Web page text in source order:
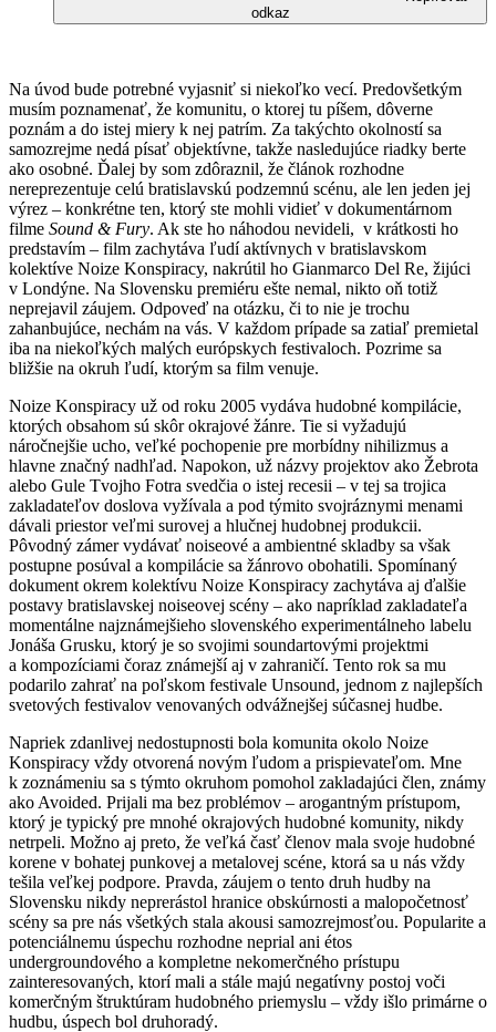
odkaz
Na úvod bude potrebné vyjasniť si niekoľko vecí. Predovšetkým
musím poznamenať, že komunitu, o ktorej tu píšem, dôverne
poznám a do istej miery k nej patrím. Za takýchto okolností sa
samozrejme nedá písať objektívne, takže nasledujúce riadky berte
ako osobné. Ďalej by som zdôraznil, že článok rozhodne
nereprezentuje celú bratislavskú podzemnú scénu, ale len jeden jej
výrez – konkrétne ten, ktorý ste mohli vidieť v dokumentárnom
filme Sound & Fury. Ak ste ho náhodou nevideli, v krátkosti ho
predstavím – film zachytáva ľudí aktívnych v bratislavskom
kolektíve Noize Konspiracy, nakrútil ho Gianmarco Del Re, žijúci
v Londýne. Na Slovensku premiéru ešte nemal, nikto oň totiž
neprejavil záujem. Odpoveď na otázku, či to nie je trochu
zahanbujúce, nechám na vás. V každom prípade sa zatiaľ premietal
iba na niekoľkých malých európskych festivaloch. Pozrime sa
bližšie na okruh ľudí, ktorým sa film venuje.
Noize Konspiracy už od roku 2005 vydáva hudobné kompilácie,
ktorých obsahom sú skôr okrajové žánre. Tie si vyžadujú
náročnejšie ucho, veľké pochopenie pre morbídny nihilizmus a
hlavne značný nadhľad. Napokon, už názvy projektov ako Žebrota
alebo Gule Tvojho Fotra svedčia o istej recesii – v tej sa trojica
zakladateľov doslova vyžívala a pod týmito svojráznymi menami
dávali priestor veľmi surovej a hlučnej hudobnej produkcii.
Pôvodný zámer vydávať noiseové a ambientné skladby sa však
postupne posúval a kompilácie sa žánrovo obohatili. Spomínaný
dokument okrem kolektívu Noize Konspiracy zachytáva aj ďalšie
postavy bratislavskej noiseovej scény – ako napríklad zakladateľa
momentálne najznámejšieho slovenského experimentálneho labelu
Jonáša Grusku, ktorý je so svojimi soundartovými projektmi
a kompozíciami čoraz známejší aj v zahraničí. Tento rok sa mu
podarilo zahrať na poľskom festivale Unsound, jednom z najlepších
svetových festivalov venovaných odvážnejšej súčasnej hudbe.
Napriek zdanlivej nedostupnosti bola komunita okolo Noize
Konspiracy vždy otvorená novým ľudom a prispievateľom. Mne
k zoznámeniu sa s týmto okruhom pomohol zakladajúci člen, známy
ako Avoided. Prijali ma bez problémov – arogantným prístupom,
ktorý je typický pre mnohé okrajových hudobné komunity, nikdy
netrpeli. Možno aj preto, že veľká časť členov mala svoje hudobné
korene v bohatej punkovej a metalovej scéne, ktorá sa u nás vždy
tešila veľkej podpore. Pravda, záujem o tento druh hudby na
Slovensku nikdy neprerástol hranice obskúrnosti a malopočetnosť
scény sa pre nás všetkých stala akousi samozrejmosťou. Popularite a
potenciálnemu úspechu rozhodne neprial ani étos
undergroundového a kompletne nekomerčného prístupu
zainteresovaných, ktorí mali a stále majú negatívny postoj voči
komerčným štruktúram hudobného priemyslu – vždy išlo primárne o
hudbu, úspech bol druhoradý.